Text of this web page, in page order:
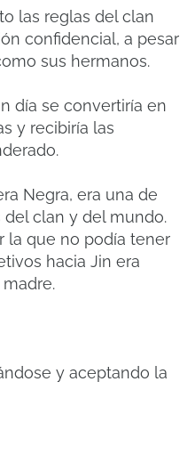
las reglas del clan
confidencial, a pesar
sus hermanos.
día se convertiría en
y recibiría las
Negra, era una de
del clan y del mundo.
la que no podía tener
hacia Jin era
y aceptando la